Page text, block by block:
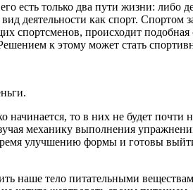
есть только два пути жизни: либо
деятельности как спорт. Спортом
спортсменов, происходит подобная
к этому может стать
то в них не будет почти
механику выполнения
улучшению формы и готовы
наше тело питательными